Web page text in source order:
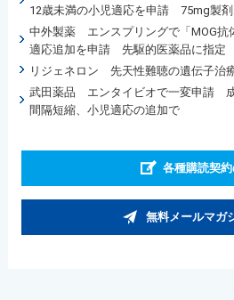
12歳未満の小児適応を申請 75mg製剤
中外製薬 エンスプリングで「MOG抗
適応追加を申請 先駆的医薬品に指定
リジェネロン 先天性難聴の遺伝子治
武田薬品 エンタイビオで一変申請
間隔短縮、小児適応の追加で
各種購読契
無料メールマガ